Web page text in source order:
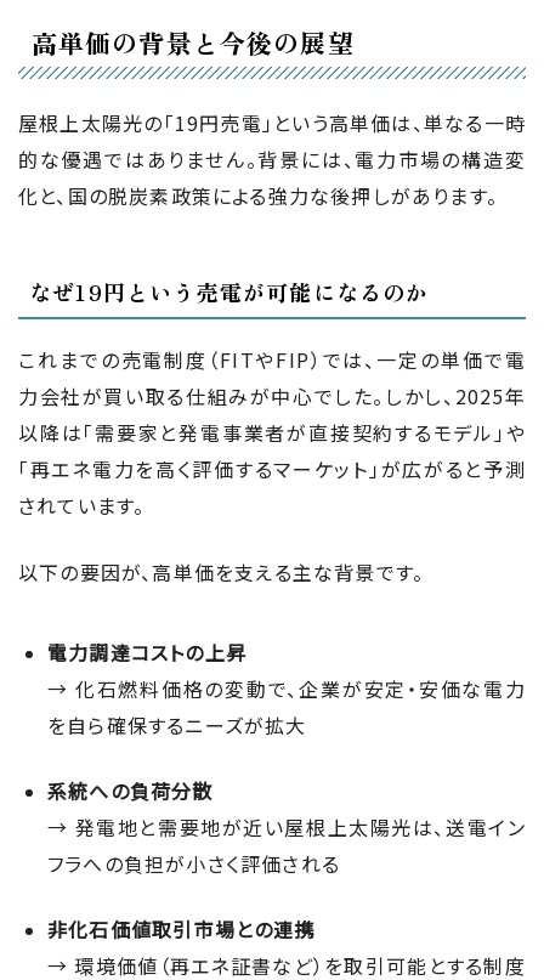
高単価の背景と今後の展望
屋根上太陽光の「19円売電」という高単価は、単なる一時
的な優遇ではありません。背景には、電力市場の構造変
化と、国の脱炭素政策による強力な後押しがあります。
なぜ19円という売電が可能になるのか
これまでの売電制度（FITやFIP）では、一定の単価で電
力会社が買い取る仕組みが中心でした。しかし、2025年
以降は「需要家と発電事業者が直接契約するモデル」や
「再エネ電力を高く評価するマーケット」が広がると予測
されています。
以下の要因が、高単価を支える主な背景です。
電力調達コストの上昇
→ 化石燃料価格の変動で、企業が安定・安価な電力
を自ら確保するニーズが拡大
系統への負荷分散
→ 発電地と需要地が近い屋根上太陽光は、送電イン
フラへの負担が小さく評価される
非化石価値取引市場との連携
→ 環境価値（再エネ証書など）を取引可能とする制度